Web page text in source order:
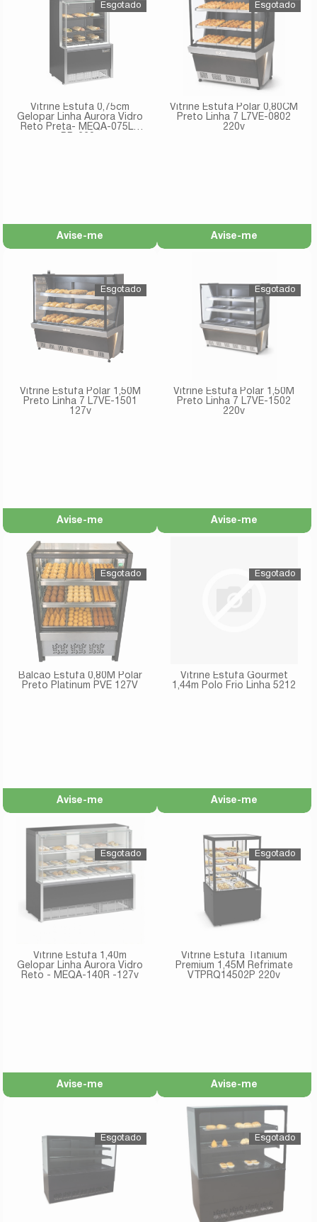
Vitrine Estufa 0,75cm
Gelopar Linha Aurora Vidro
Reto Preta- MEQA-075LB
Avise-me
Vitrine Estufa Polar 0,80CM
Preto Linha 7 L7VE-0802
220v
Avise-me
Vitrine Estufa Polar 1,50M
Preto Linha 7 L7VE-1501
127v
Avise-me
Vitrine Estufa Polar 1,50M
Preto Linha 7 L7VE-1502
220v
Avise-me
Balcão Estufa 0,80M Polar
Preto Platinum PVE 127V
Avise-me
Vitrine Estufa Gourmet
1,44m Polo Frio Linha 5212
Avise-me
Vitrine Estufa 1,40m
Gelopar Linha Aurora Vidro
Reto - MEQA-140R -127v
Avise-me
Vitrine Estufa Titanium
Premium 1,45M Refrimate
VTPRQ14502P 220v
Avise-me